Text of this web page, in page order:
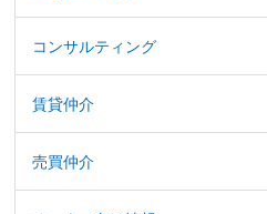
コンサルティング
賃貸仲介
売買仲介